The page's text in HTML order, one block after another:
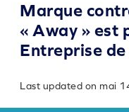
Marque
« Away » est
Entreprise
Last updated on mai